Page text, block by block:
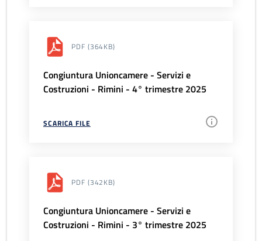
PDF (364KB)
Congiuntura Unioncamere - Servizi e
Costruzioni - Rimini - 4° trimestre 2025
SCARICA FILE
PDF (342KB)
Congiuntura Unioncamere - Servizi e
Costruzioni - Rimini - 3° trimestre 2025